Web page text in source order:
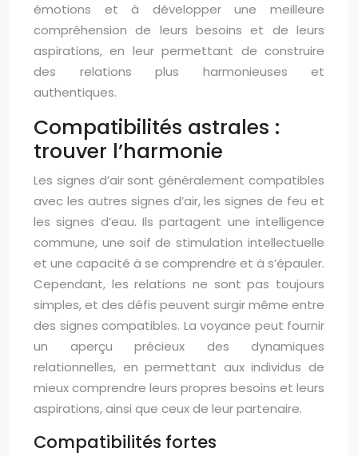
émotions et à développer une meilleure
compréhension de leurs besoins et de leurs
aspirations, en leur permettant de construire
des relations plus harmonieuses et
authentiques.
Compatibilités astrales :
trouver l’harmonie
Les signes d’air sont généralement compatibles
avec les autres signes d’air, les signes de feu et
les signes d’eau. Ils partagent une intelligence
commune, une soif de stimulation intellectuelle
et une capacité à se comprendre et à s’épauler.
Cependant, les relations ne sont pas toujours
simples, et des défis peuvent surgir même entre
des signes compatibles. La voyance peut fournir
un aperçu précieux des dynamiques
relationnelles, en permettant aux individus de
mieux comprendre leurs propres besoins et leurs
aspirations, ainsi que ceux de leur partenaire.
Compatibilités fortes